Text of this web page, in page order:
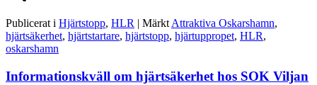
Publicerat i Hjärtstopp, HLR | Märkt Attraktiva Oskarshamn,
hjärtsäkerhet, hjärtstartare, hjärtstopp, hjärtuppropet, HLR,
oskarshamn
Informationskväll om hjärtsäkerhet hos SOK Viljan